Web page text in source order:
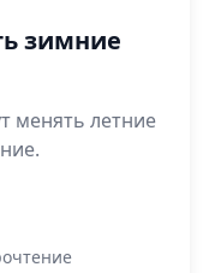
зимние
менять летние